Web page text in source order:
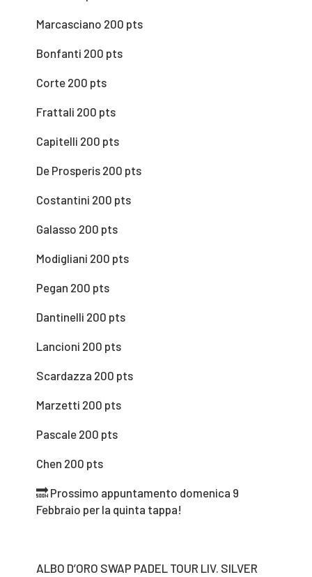
Marcasciano 200 pts
Bonfanti 200 pts
Corte 200 pts
Frattali 200 pts
Capitelli 200 pts
De Prosperis 200 pts
Costantini 200 pts
Galasso 200 pts
Modigliani 200 pts
Pegan 200 pts
Dantinelli 200 pts
Lancioni 200 pts
Scardazza 200 pts
Marzetti 200 pts
Pascale 200 pts
Chen 200 pts
🔜 Prossimo appuntamento domenica 9
Febbraio per la quinta tappa!
ALBO D’ORO SWAP PADEL TOUR LIV. SILVER